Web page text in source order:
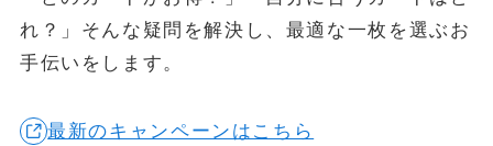
50代・60代の健康投資｜株主優待で「外出のきっかけ」を作る5
銘柄
ヴィンテージウォッチを「資産」として持つという選択
れ？」そんな疑問を解決し、最適な一枚を選ぶお
手伝いをします。
最新のキャンペーンはこちら